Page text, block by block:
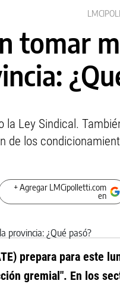
tomar
la Ley Sindical.
de los
+ Agregar LMCipolletti.com
en
prepara para este
gremial". En los